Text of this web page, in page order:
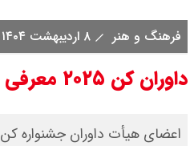
۱۴۰۵/ صعود طلا ادامه‌دار شد
فرهنگ و هنر ۸ اردیبهشت ۱۴۰۴
داوران کن ۲۰۲۵ معرفی شدند
اعضای هیأت داوران جشنواره کن ۲۰۲۵ معرفی شدند